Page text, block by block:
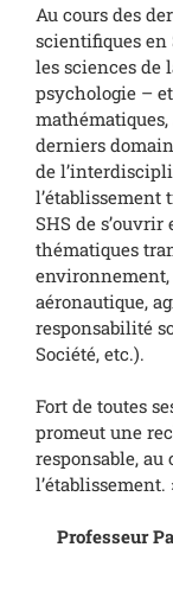
Au cours des
scientifiques en
les sciences de
psychologie –
mathématiques,
derniers
de
l’établissement
SHS de
thématiques
environnement,
aéronautique,
responsabilité
Société, etc.).
Fort de toutes
promeut une
responsable,
l’établissement.
Professeur